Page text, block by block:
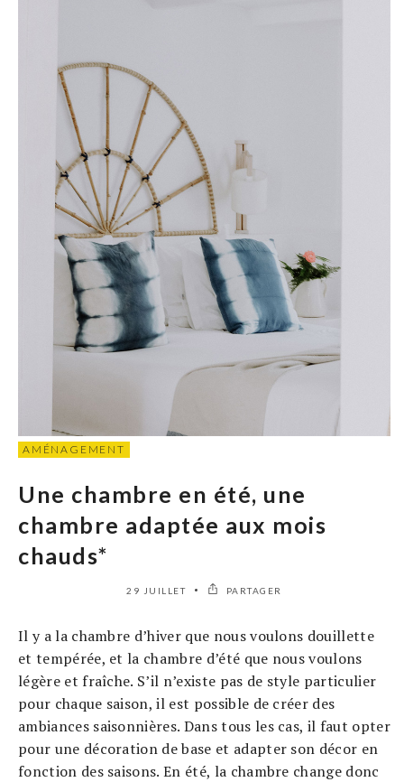
AMÉNAGEMENT
Une chambre en été, une
chambre adaptée aux mois
chauds*
29 JUILLET PARTAGER
Il y a la chambre d’hiver que nous voulons douillette
et tempérée, et la chambre d’été que nous voulons
légère et fraîche. S’il n’existe pas de style particulier
pour chaque saison, il est possible de créer des
ambiances saisonnières. Dans tous les cas, il faut opter
pour une décoration de base et adapter son décor en
fonction des saisons. En été, la chambre change donc